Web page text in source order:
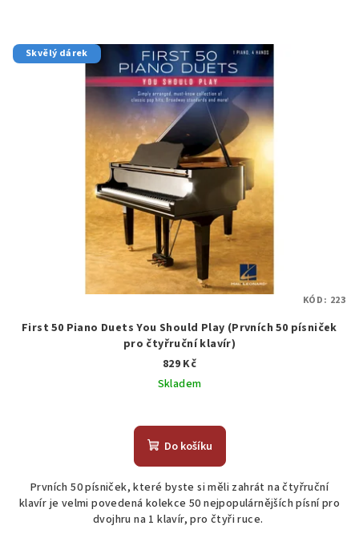
Skvělý dárek
First 50 Piano Duets You Should Play (Prvních 50 písniček
pro čtyřruční klavír)
829 Kč
Skladem
hodnocení
produktu
z
5
hvězdiček.
Do košíku
Prvních 50 písniček, které byste si měli zahrát na čtyřruční
klavír je velmi povedená kolekce 50 nejpopulárnějších písní pro
dvojhru na 1 klavír, pro čtyři ruce.
KÓD: 223